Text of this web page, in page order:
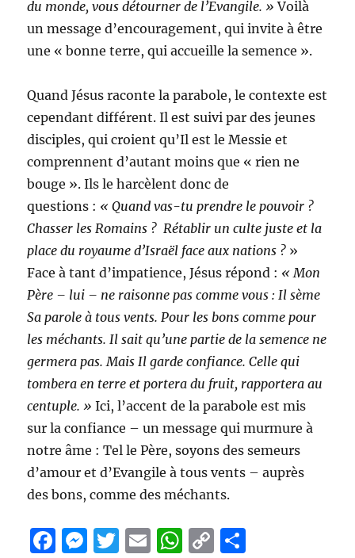
du monde, vous détourner de l’Evangile. » Voilà
un message d’encouragement, qui invite à être
une « bonne terre, qui accueille la semence ».
Quand Jésus raconte la parabole, le contexte est
cependant différent. Il est suivi par des jeunes
disciples, qui croient qu’Il est le Messie et
comprennent d’autant moins que « rien ne
bouge ». Ils le harcèlent donc de
questions : « Quand vas-tu prendre le pouvoir ?
Chasser les Romains ? Rétablir un culte juste et la
place du royaume d’Israël face aux nations ? »
Face à tant d’impatience, Jésus répond : « Mon
Père – lui – ne raisonne pas comme vous : Il sème
Sa parole à tous vents. Pour les bons comme pour
les méchants. Il sait qu’une partie de la semence ne
germera pas. Mais Il garde confiance. Celle qui
tombera en terre et portera du fruit, rapportera au
centuple. »Ici, l’accent de la parabole est mis
sur la confiance – un message qui murmure à
notre âme : Tel le Père, soyons des semeurs
d’amour et d’Evangile à tous vents – auprès
des bons, comme des méchants.
F
M T
E
W C